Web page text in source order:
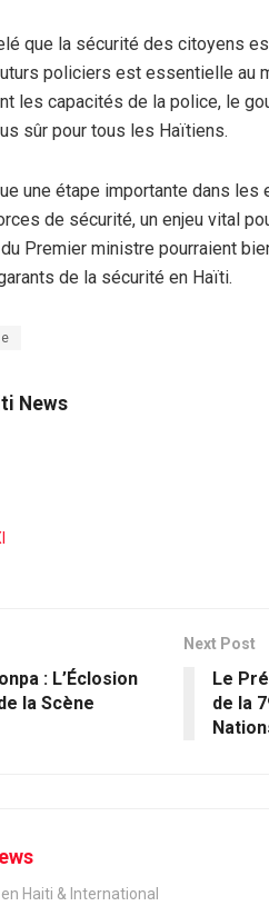
que la sécurité des citoyens
policiers est essentielle au
les capacités de la police, le
sûr pour tous les Haïtiens.
une étape importante dans
de sécurité, un enjeu vital
Premier ministre pourraient
de la sécurité en Haïti.
News
: L’Éclosion
la Scène
Next Post
Le
de la
Haiti & International